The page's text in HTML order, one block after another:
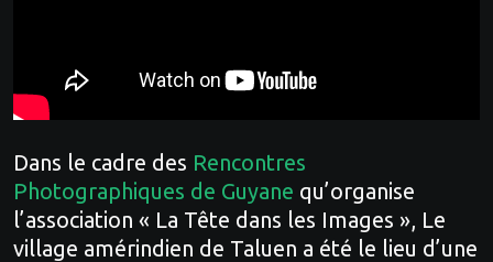
Dans le cadre des Rencontres
Photographiques de Guyane qu’organise
l’association « La Tête dans les Images », Le
village amérindien de Taluen a été le lieu d’une